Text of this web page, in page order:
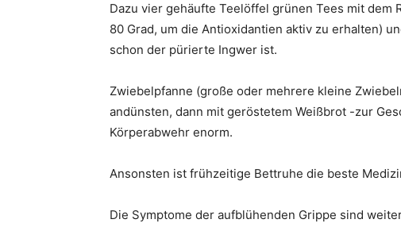
Dazu vier gehäufte Teelöffel grünen Tees mit dem
80 Grad, um die Antioxidantien aktiv zu erhalten)
schon der pürierte Ingwer ist.
Zwiebelpfanne (große oder mehrere kleine
andünsten, dann mit geröstetem Weißbrot -zur
Körperabwehr enorm.
Ansonsten ist frühzeitige Bettruhe die beste
Die Symptome der aufblühenden Grippe sind